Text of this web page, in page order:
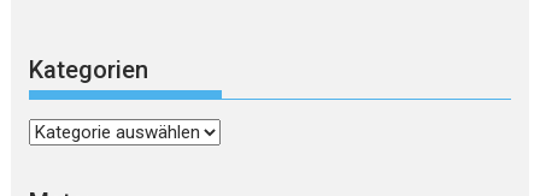
Kategorien
Kategorien